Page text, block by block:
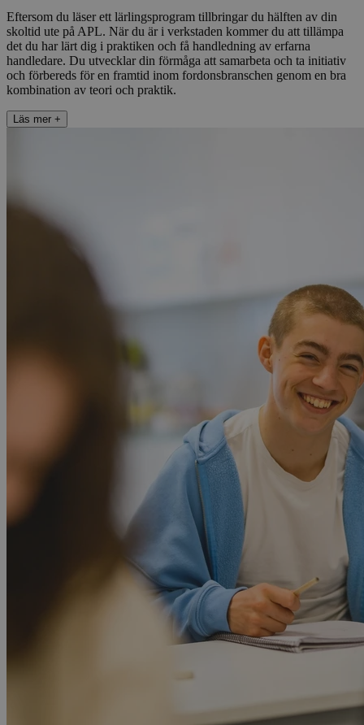
Eftersom du läser ett lärlingsprogram tillbringar du hälften av din
skoltid ute på APL. När du är i verkstaden kommer du att tillämpa
det du har lärt dig i praktiken och få handledning av erfarna
handledare. Du utvecklar din förmåga att samarbeta och ta initiativ
och förbereds för en framtid inom fordonsbranschen genom en bra
kombination av teori och praktik.
Läs mer +